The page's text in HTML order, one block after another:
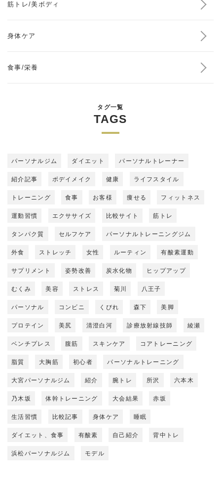
筋トレ/美ボディ
身体ケア
食事/栄養
タグ一覧
TAGS
パーソナルジム ダイエット パーソナルトレーナー
紹介記事 ボデイメイク 健康 ライフスタイル
トレーニング 食事 お客様 痩せる フィットネス
運動習慣 エクササイズ 比較サイト 筋トレ
タンパク質 セルフケア パーソナルトレーニングジム
外食 ストレッチ 女性 ルーティン 有酸素運動
サプリメント 姿勢改善 炭水化物 ヒップアップ
むくみ 美容 ストレス 菊川 八王子
パーソナル コンビニ くびれ 森下 美脚
プロテイン 美尻 清澄白河 診療放射線技師 綾瀬
ベンチプレス 腹筋 スキンケア コアトレーニング
脂質 大胸筋 初心者 パーソナルトレーニング
大宮パーソナルジム 紹介 腕トレ 所沢 六本木
乃木坂 体幹トレーニング 大会結果 赤坂
生活習慣 比較記事 身体ケア 睡眠
ダイエット、食事 有酸素 自己紹介 背中トレ
浜松パーソナルジム モデル